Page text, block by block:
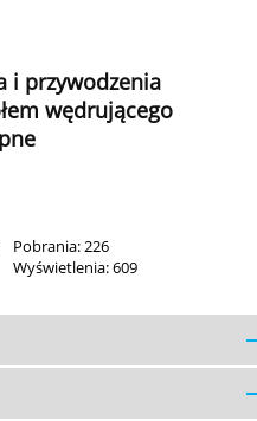
i przywodzenia
wędrującego
Pobrania: 226
Wyświetlenia: 609